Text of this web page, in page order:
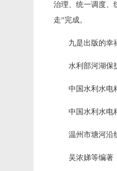
治理、统一调度、
走”完成。
九是出版的幸
水利部河湖保
中国水利水电
中国水利水电
温州市塘河沿
吴浓娣等编著